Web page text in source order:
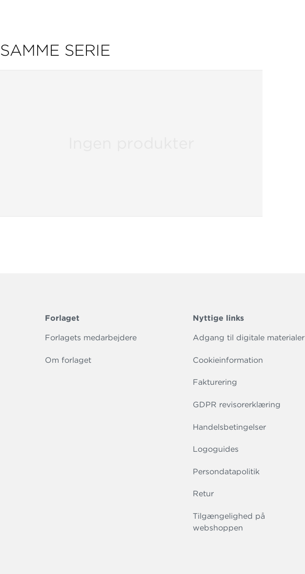
SAMME SERIE
Forlaget
Forlagets medarbejdere
Om forlaget
Nyttige links
Adgang til digitale materialer
Cookieinformation
Fakturering
GDPR revisorerklæring
Handelsbetingelser
Logoguides
Persondatapolitik
Retur
Tilgængelighed på
webshoppen